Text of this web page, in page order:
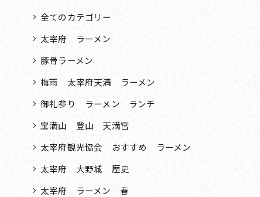
全てのカテゴリー
太宰府 ラーメン
豚骨ラーメン
梅雨 太宰府天満 ラーメン
御礼参り ラーメン ランチ
宝満山 登山 天満宮
太宰府観光協会 おすすめ ラーメン
太宰府 大野城 歴史
太宰府 ラーメン 春